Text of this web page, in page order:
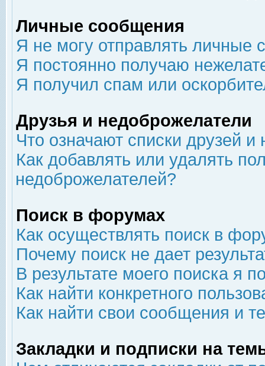
Личные сообщения
Я не могу отправлять личные
Я постоянно получаю
Я получил спам или
Друзья и недоброжелатели
Что означают списки друзей
Как добавлять или удалять
недоброжелателей?
Поиск в форумах
Как осуществлять поиск в
Почему поиск не дает
В результате моего поиска я
Как найти конкретного
Как найти свои сообщения и
Закладки и подписки на